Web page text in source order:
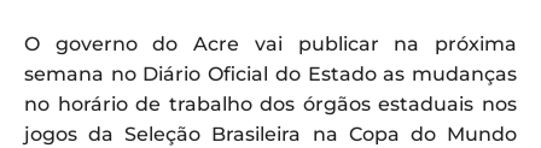
O governo do Acre vai publicar na próxima
semana no Diário Oficial do Estado as mudanças
no horário de trabalho dos órgãos estaduais nos
jogos da Seleção Brasileira na Copa do Mundo